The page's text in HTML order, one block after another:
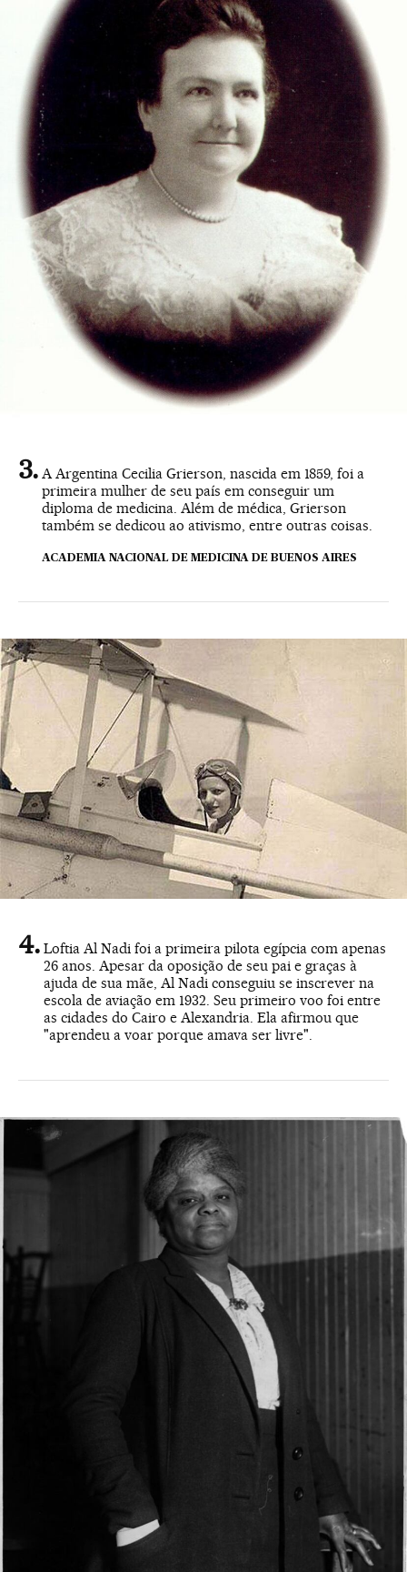
A Argentina Cecilia Grierson, nascida em 1859, foi a
primeira mulher de seu país em conseguir um
diploma de medicina. Além de médica, Grierson
também se dedicou ao ativismo, entre outras coisas.
ACADEMIA NACIONAL DE MEDICINA DE BUENOS AIRES
Loftia Al Nadi foi a primeira pilota egípcia com apenas
26 anos. Apesar da oposição de seu pai e graças à
ajuda de sua mãe, Al Nadi conseguiu se inscrever na
escola de aviação em 1932. Seu primeiro voo foi entre
as cidades do Cairo e Alexandria. Ela afirmou que
"aprendeu a voar porque amava ser livre".